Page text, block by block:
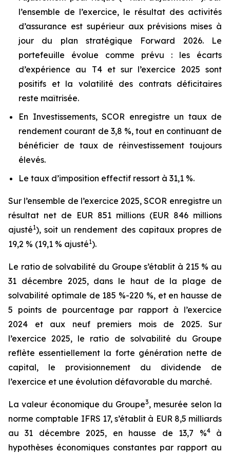
l’ensemble de l’exercice, le résultat des activités
d’assurance est supérieur aux prévisions mises à
jour du plan stratégique Forward 2026. Le
portefeuille évolue comme prévu : les écarts
d’expérience au T4 et sur l’exercice 2025 sont
positifs et la volatilité des contrats déficitaires
reste maîtrisée.
En Investissements, SCOR enregistre un taux de
rendement courant de 3,8 %, tout en continuant de
bénéficier de taux de réinvestissement toujours
élevés.
Le taux d’imposition effectif ressort à 31,1 %.
Sur l’ensemble de l’exercice 2025, SCOR enregistre un
résultat net de EUR 851 millions (EUR 846 millions
ajusté1), soit un rendement des capitaux propres de
19,2 % (19,1 % ajusté1).
Le ratio de solvabilité du Groupe s’établit à 215 % au
31 décembre 2025, dans le haut de la plage de
solvabilité optimale de 185 %-220 %, et en hausse de
5 points de pourcentage par rapport à l’exercice
2024 et aux neuf premiers mois de 2025. Sur
l’exercice 2025, le ratio de solvabilité du Groupe
reflète essentiellement la forte génération nette de
capital, le provisionnement du dividende de
l’exercice et une évolution défavorable du marché.
La valeur économique du Groupe3, mesurée selon la
norme comptable IFRS 17, s’établit à EUR 8,5 milliards
au 31 décembre 2025, en hausse de 13,7 %4à
hypothèses économiques constantes par rapport au